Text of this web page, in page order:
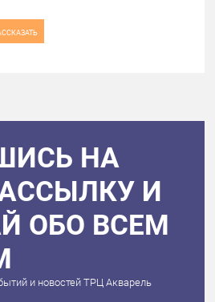
НА
И
ОБО ВСЕМ
и новостей ТРЦ Акварель